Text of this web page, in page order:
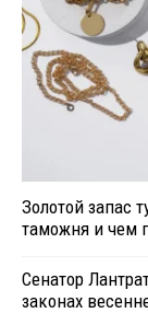
Золотой запас
таможня и чем
Сенатор
законах